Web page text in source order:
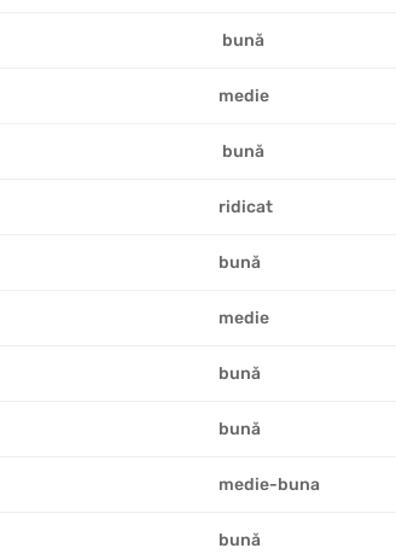
bună
medie
bună
ridicat
bună
medie
bună
bună
medie-buna
bună